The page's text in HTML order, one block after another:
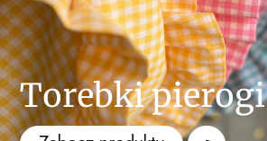
Torebki pierogi